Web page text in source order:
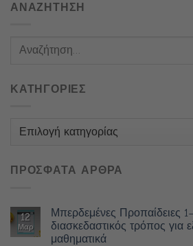
ΑΝΑΖΗΤΗΣΗ
ΚΑΤΗΓΟΡΙΕΣ
Κατηγορίες
ΠΡΟΣΦΑΤΑ ΑΡΘΡΑ
12
Μαρ
Μπερδεμένες Προπαίδειες
διασκεδαστικός τρόπος για
μαθηματικά